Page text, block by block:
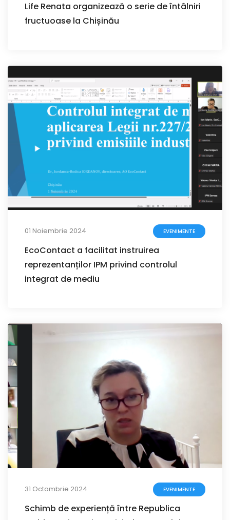
Life Renata organizează o serie de întâlniri
fructuoase la Chișinău
01 Noiembrie 2024 EVENIMENTE
EcoContact a facilitat instruirea
reprezentanților IPM privind controlul
integrat de mediu
31 Octombrie 2024 EVENIMENTE
Schimb de experiență între Republica